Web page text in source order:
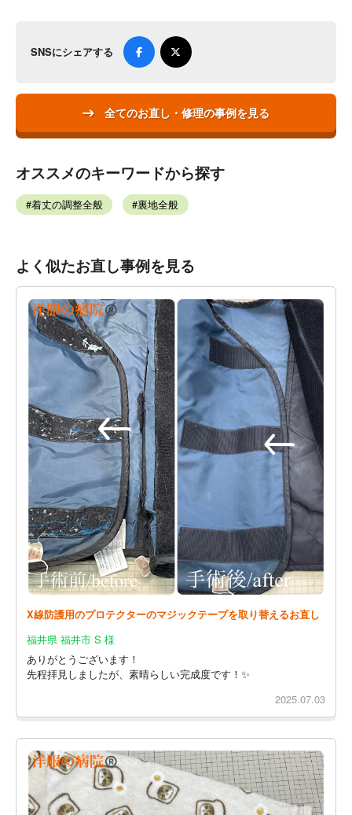
SNSにシェアする
全てのお直し・修理の事例を見る
オススメのキーワードから探す
着丈の調整全般 裏地全般
よく似たお直し事例を見る
X線防護用のプロテクターのマジックテープを取り替えるお直し
福井県 福井市 S 様
ありがとうございます！
先程拝見しましたが、素晴らしい完成度です！✨
2025.07.03